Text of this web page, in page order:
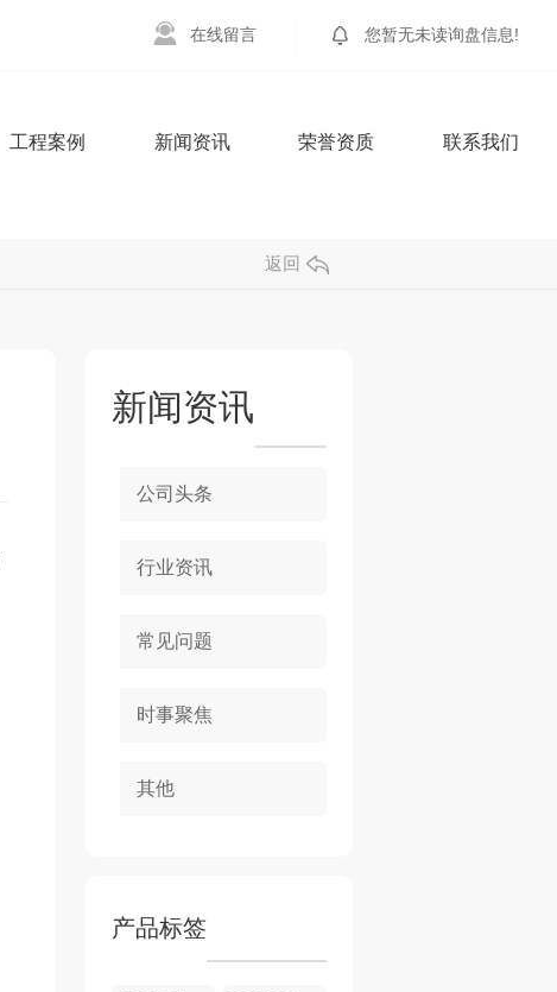
您暂无未读询盘信息!
在线留言
工程案例 新闻资讯 荣誉资质 联系我们
返回
新闻资讯
公司头条
行业资讯
常见问题
时事聚焦
其他
产品标签